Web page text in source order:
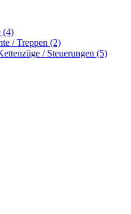
(4)
/ Treppen (2)
/ Steuerungen (5)